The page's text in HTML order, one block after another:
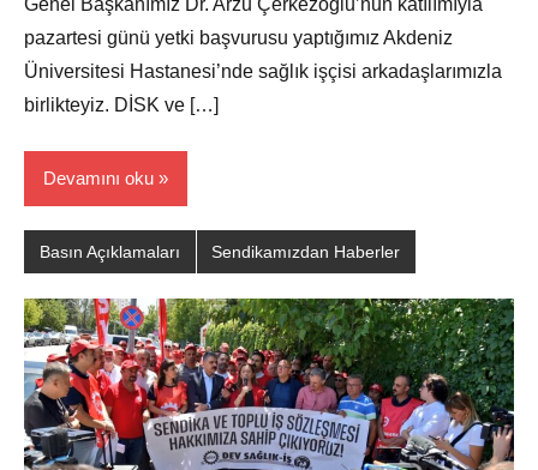
Genel Başkanımız Dr. Arzu Çerkezoğlu’nun katılımıyla
pazartesi günü yetki başvurusu yaptığımız Akdeniz
Üniversitesi Hastanesi’nde sağlık işçisi arkadaşlarımızla
birlikteyiz. DİSK ve […]
Devamını oku
Basın Açıklamaları Sendikamızdan Haberler